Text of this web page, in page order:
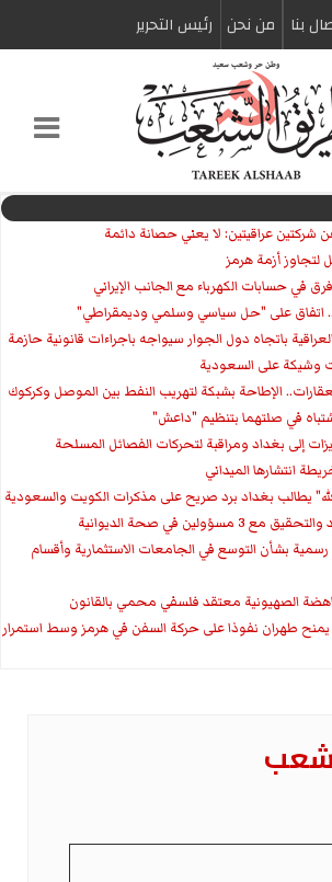
بنا من نحن رئیس التحریر
شركتين عراقيتين: لا يعني حصانة دائمة
أزمة هرمز
اتفاق على "حل سياسي وسلمي وديمقراطي"
باتجاه دول الجوار سيواجه باجراءات قانونية حازمة
وشيكة على السعودية
الإطاحة بشبكة لتهريب النفط بين الموصل وكركوك
في صلتهما بتنظيم "داعش"
إلى بغداد ومراقبة لتحركات الفصائل المسلحة
انتشارها الميداني
يطالب بغداد برد صريح على مذكرات الكويت والسعودية
في صحة الديوانية
بشأن التوسع في الجامعات الاستثمارية وأقسام
الصهيونية معتقد فلسفي محمي بالقانون
يمنح طهران نفوذا على حركة السفن في هرمز وسط استمرار